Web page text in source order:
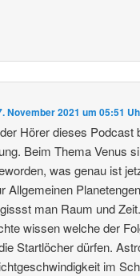
November 2021 um 05:51
Hörer dieses Podcast
Beim Thema Venus
was genau ist
Allgemeinen
man Raum und
wissen welche der
Startlöcher dürfen.
im